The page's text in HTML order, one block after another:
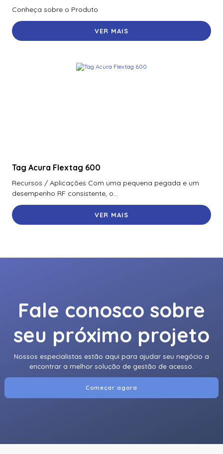
Conheça sobre o Produto
VER MAIS
Tag Acura Flextag 600
Recursos / Aplicações Com uma pequena pegada e um
desempenho RF consistente, o...
VER MAIS
Fale conosco sobre
seu próximo projeto
Nossos especialistas estão aqui para ajudar seu negócio a
encontrar a melhor solução de gestão de acesso.
Começar agora